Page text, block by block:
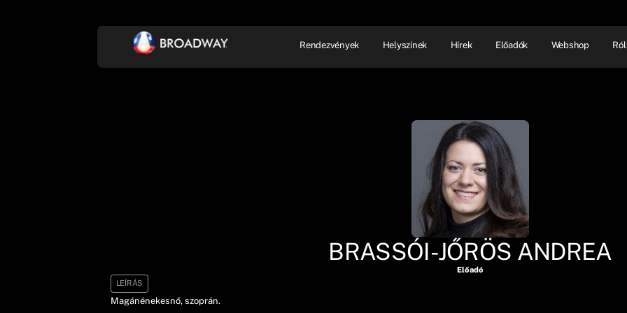
Rendezvények Helyszínek Hírek Előadók Webshop
BRASSÓI-JŐRÖS ANDREA
Előadó
LEÍRÁS
Magánénekesnő, szoprán.